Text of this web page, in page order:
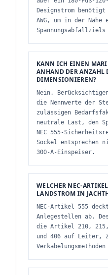
Designstrom
AWG, um in der Nähe
KANN ICH EINEN
ANHAND DER ANZAHL
DIMENSIONIEREN?
Nein.
die Nennwerte der
zulässigen
neutrale Last, den
NEC 555-
Sockel entsprechen
300-A-Einspeiser.
WELCHER NEC-
LANDSTROM IN
NEC-Artikel 555
Anlegestellen ab.
die Artikel 210,
und 406 auf Leiter,